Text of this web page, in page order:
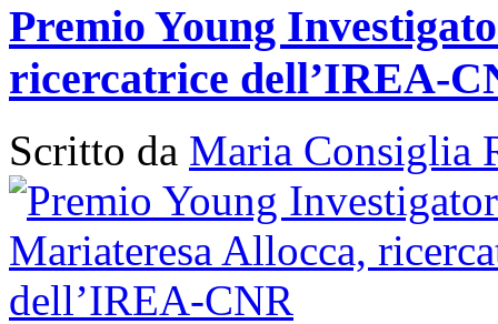
Premio Young
ricercatrice dell’IREA-
Scritto da Maria Consiglia